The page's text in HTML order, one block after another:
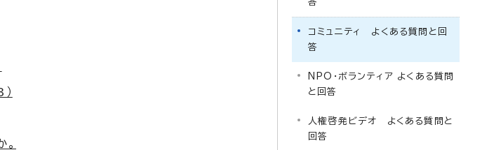
コミュニティ よくある質問と回
答
NPO・ボランティア よくある質問
と回答
人権啓発ビデオ よくある質問と
回答